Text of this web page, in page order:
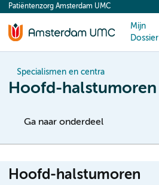
content
Patiëntenzorg Amsterdam UMC
Mijn
Dossier
Specialismen en centra
Hoofd-halstumoren
Ga naar onderdeel
Hoofd-halstumoren